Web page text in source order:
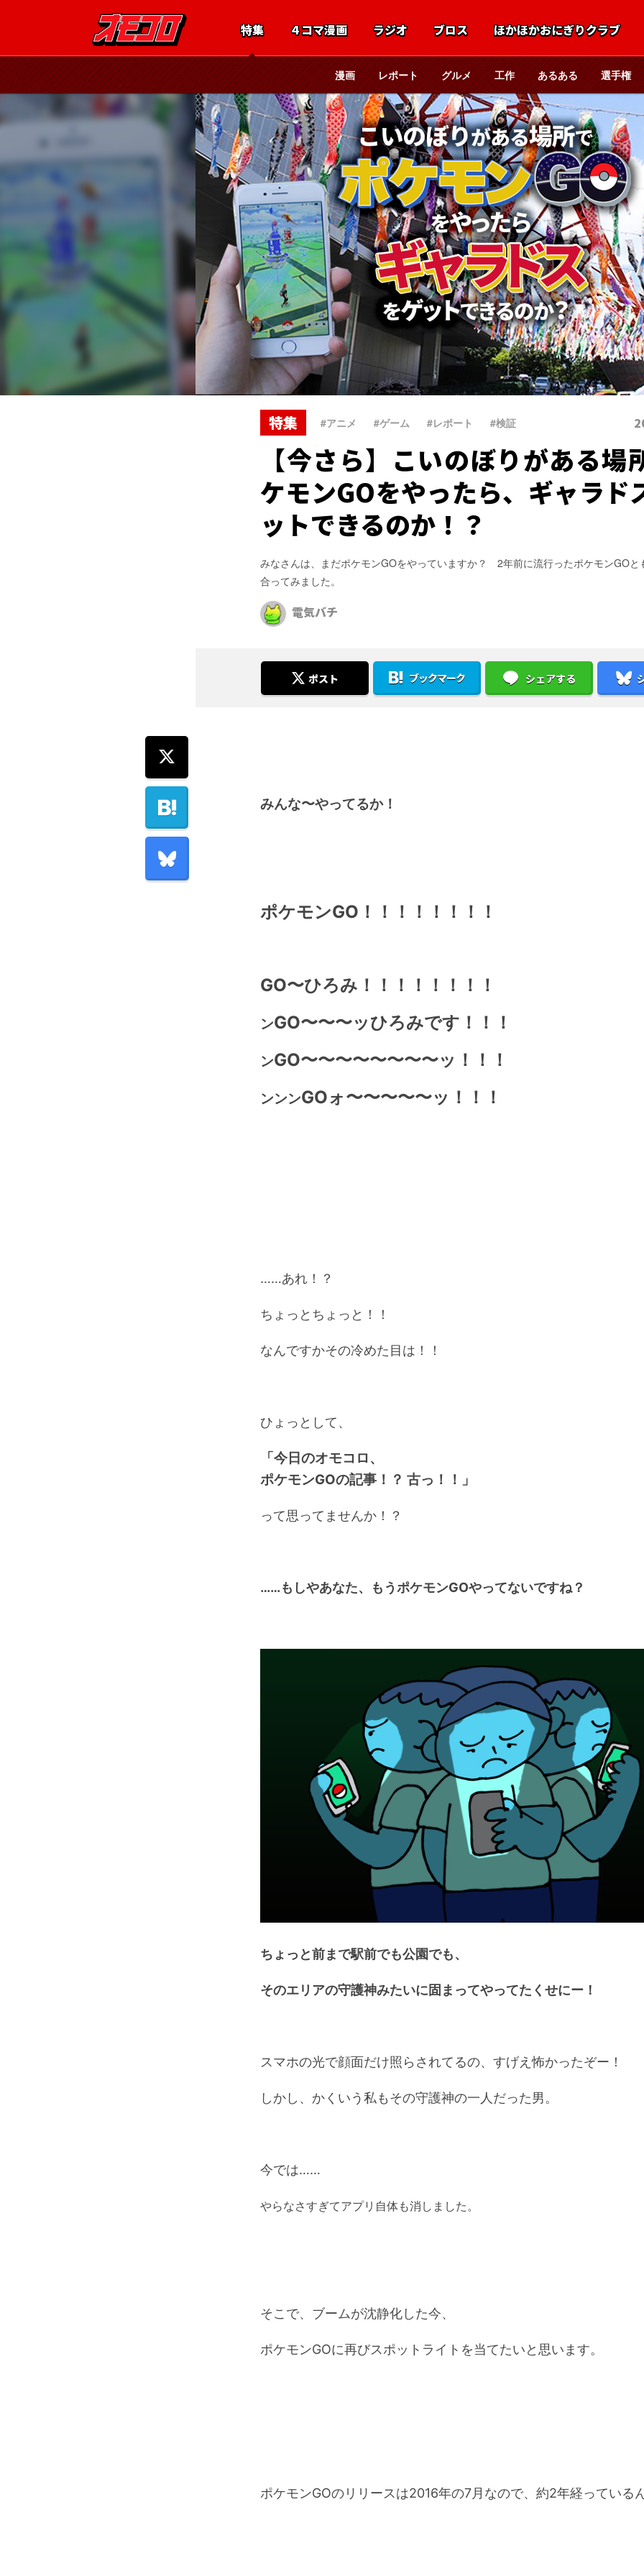
特集 ４コマ漫画 ラジオ ブロス ほかほかおにぎりクラブ
漫画 レポート グルメ 工作 あるある 選手権
特集 #アニメ #ゲーム #レポート #検証
【今さら】こいのぼりがある場
ケモンGOをやったら、ギャラド
ットできるのか！？
みなさんは、まだポケモンGOをやっていますか？ 2年前に流行ったポケモンGOと
合ってみました。
電気バチ
ポスト ブックマーク シェアする
みんな〜やってるか！
ポケモンGO！！！！！！！！
GO〜ひろみ！！！！！！！！
ンGO〜〜〜ッひろみです！！！
ンGO〜〜〜〜〜〜〜〜ッ！！！
ンンンGOォ〜〜〜〜〜ッ！！！
……あれ！？
ちょっとちょっと！！
なんですかその冷めた目は！！
ひょっとして、
「今日のオモコロ、
ポケモンGOの記事！？ 古っ！！」
って思ってませんか！？
……もしやあなた、もうポケモンGOやってないですね？
ちょっと前まで駅前でも公園でも、
そのエリアの守護神みたいに固まってやってたくせにー！
スマホの光で顔面だけ照らされてるの、すげえ怖かったぞー！
しかし、かくいう私もその守護神の一人だった男。
今では……
やらなさすぎてアプリ自体も消しました。
そこで、ブームが沈静化した今、
ポケモンGOに再びスポットライトを当てたいと思います。
ポケモンGOのリリースは2016年の7月なので、約2年経っている